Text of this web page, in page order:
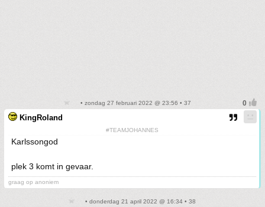
• zondag 27 februari 2022 @ 23:56 • 37
KingRoland
#TEAMJOHANNES
Karlssongod
plek 3 komt in gevaar.
graag op anoniem
• donderdag 21 april 2022 @ 16:34 • 38